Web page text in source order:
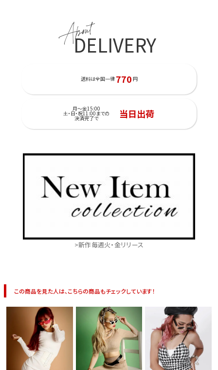
About
DELIVERY
送料は全国一律 770 円
月～金15:00
土・日・祝11:00までの
決済完了で 当日出荷
>新作毎週火・金リリース
この商品を見た人は、こちらの商品もチェックしています！